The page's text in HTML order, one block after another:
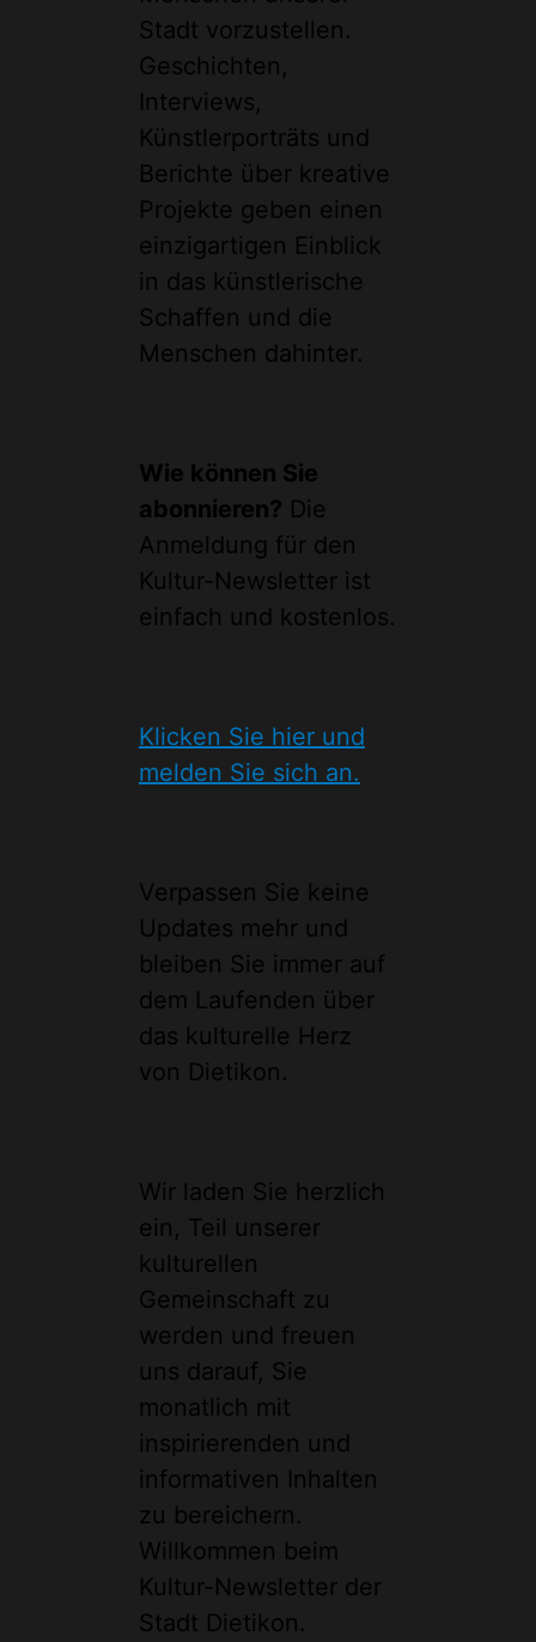
Stadt vorzustellen.
Geschichten,
Interviews,
Künstlerporträts und
Berichte über kreative
Projekte geben einen
einzigartigen Einblick
in das künstlerische
Schaffen und die
Menschen dahinter.
Wie können Sie
abonnieren? Die
Anmeldung für den
Kultur-Newsletter ist
einfach und kostenlos.
Klicken Sie hier und
melden Sie sich an.
Verpassen Sie keine
Updates mehr und
bleiben Sie immer auf
dem Laufenden über
das kulturelle Herz
von Dietikon.
Wir laden Sie herzlich
ein, Teil unserer
kulturellen
Gemeinschaft zu
werden und freuen
uns darauf, Sie
monatlich mit
inspirierenden und
informativen Inhalten
zu bereichern.
Willkommen beim
Kultur-Newsletter der
Stadt Dietikon.